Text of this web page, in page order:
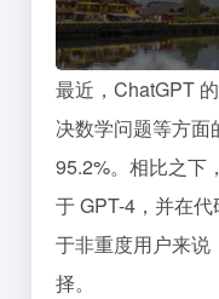
最近，ChatGPT
决数学问题等方
95.2%。相比之下
于 GPT-4，并在
于非重度用户来
择。